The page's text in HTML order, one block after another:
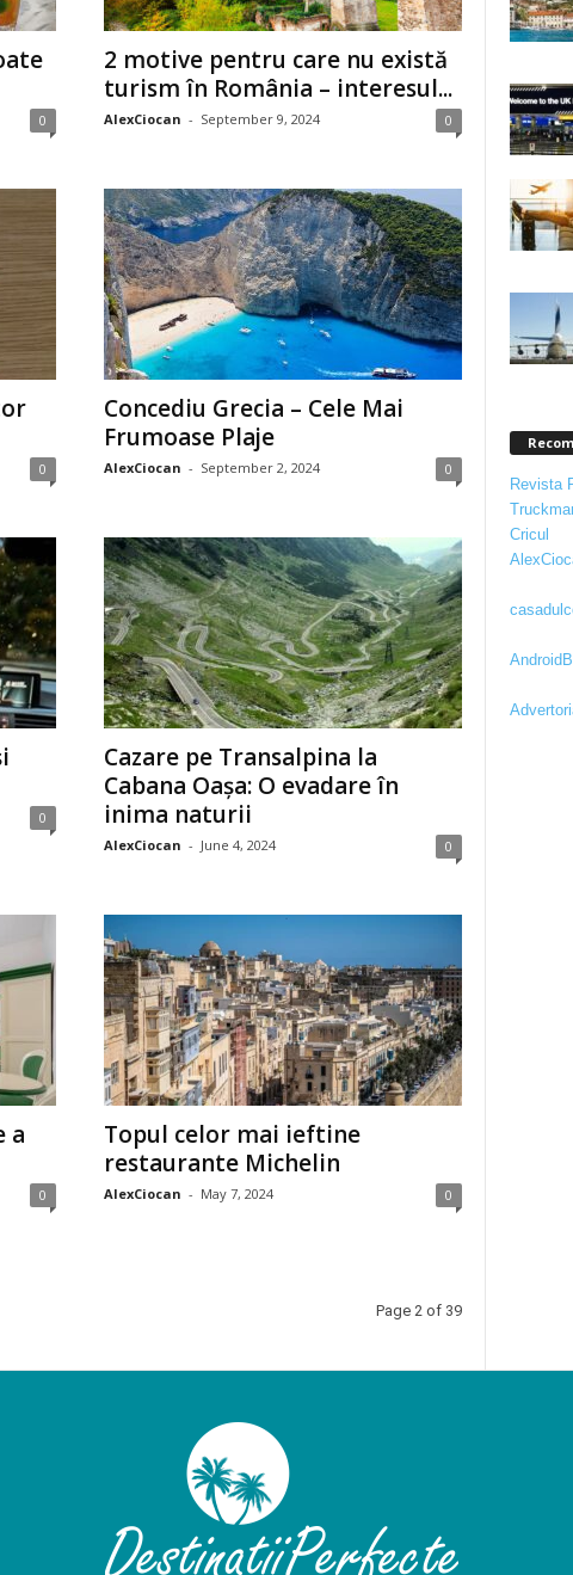
0
2 motive pentru care nu există
turism în România – interesul...
AlexCiocan - September 9, 2024 0
0
Concediu Grecia – Cele Mai
Frumoase Plaje
AlexCiocan - September 2, 2024 0
0
Cazare pe Transalpina la
Cabana Oașa: O evadare în
inima naturii
AlexCiocan - June 4, 2024 0
a
0
Topul celor mai ieftine
restaurante Michelin
AlexCiocan - May 7, 2024 0
Page 2 of 39
Revista
Cricul